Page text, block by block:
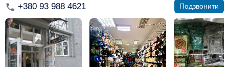
+380 93 988 4621 Подзвонити